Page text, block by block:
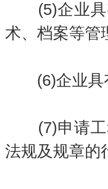
(5)企业具
术、档案等管
(6)企业具
(7)申请工
法规及规章的